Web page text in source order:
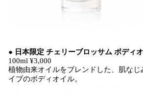
● 日本限定 チェリーブロッサム ボディ
100ml ¥3,000
植物由来オイルをブレンドした、肌なじ
イプのボディオイル。